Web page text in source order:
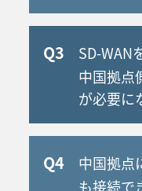
通信事業者の
ティの管理強
中取り締まり
自社でVPN環
介いたします。
個人向け
A主に3つ注意点
中国政府
と
中国政府
ている事業
個人向け
Q3 SD-WAN
中国拠点
が必要に
A事前に共有する
をリモートア
ます。
Q4 中国拠点
も接続で